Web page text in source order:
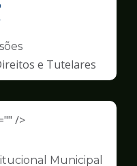
e Tutelares
/>
Municipal